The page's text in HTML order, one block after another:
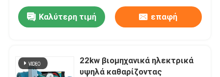
Καλύτερη τιμή επαφή
22kw βιομηχανικά ηλεκτρικά
υψηλά καθαρίζοντας